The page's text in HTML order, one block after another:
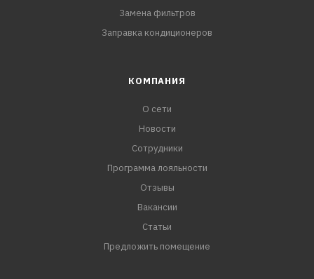
Замена фильтров
Заправка кондиционеров
КОМПАНИЯ
О сети
Новости
Сотрудники
Программа лояльности
Отзывы
Вакансии
Статьи
Предложить помещение